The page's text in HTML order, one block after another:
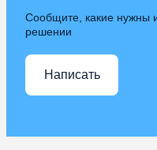
Сообщите, какие нужны
решении
Написать